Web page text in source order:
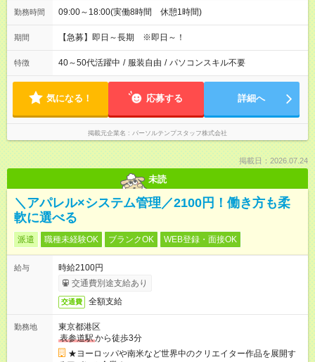
勤務時間 09:00～18:00(実働8時間 休憩1時間)
期間 【急募】即日～長期 ※即日～！
特徴 40～50代活躍中 / 服装自由 / パソコンスキル不要
気になる！ 応募する 詳細へ
掲載元企業名 パーソルテンプスタッフ株式会社
掲載日：2026.07.24
未読
＼アパレル×システム管理／2100円！働き方も柔
軟に選べる
派遣 職種未経験OK ブランクOK WEB登録・面接OK
給与
時給2100円
交通費別途支給あり
交通費 全額支給
勤務地
東京都港区
表参道駅から徒歩3分
★ヨーロッパや南米など世界中のクリエイター作品を展開す